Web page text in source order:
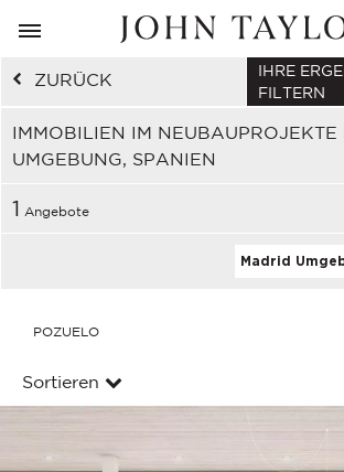
ZURÜCK
IMMOBILIEN IM NEUBAUPROJEKTE
UMGEBUNG, SPANIEN
IHRE
FILTERN
1 Angebote
Madrid
POZUELO
Sortieren